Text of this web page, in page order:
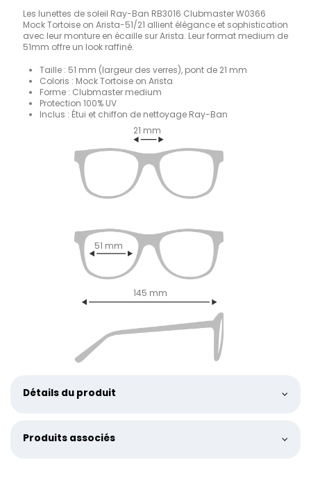
Les lunettes de soleil Ray-Ban RB3016 Clubmaster W0366
Mock Tortoise on Arista-51/21 allient élégance et sophistication
avec leur monture en écaille sur Arista. Leur format medium de
51mm offre un look raffiné.
Taille : 51 mm (largeur des verres), pont de 21 mm
Coloris : Mock Tortoise on Arista
Forme : Clubmaster medium
Protection 100% UV
Inclus : Étui et chiffon de nettoyage Ray-Ban
21 mm
51 mm
145 mm
Détails du produit
Produits associés